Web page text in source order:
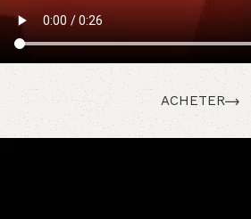
ACHETER